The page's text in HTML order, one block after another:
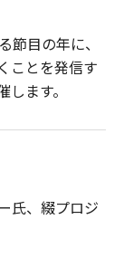
目の年に、
ことを発信す
ます。
氏、綴プロジ